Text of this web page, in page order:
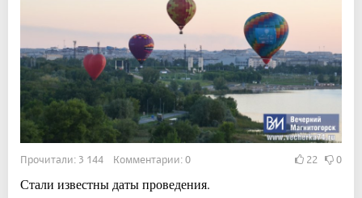
Прочитали: 3 144 Комментарии: 0 22 0
Стали известны даты проведения.